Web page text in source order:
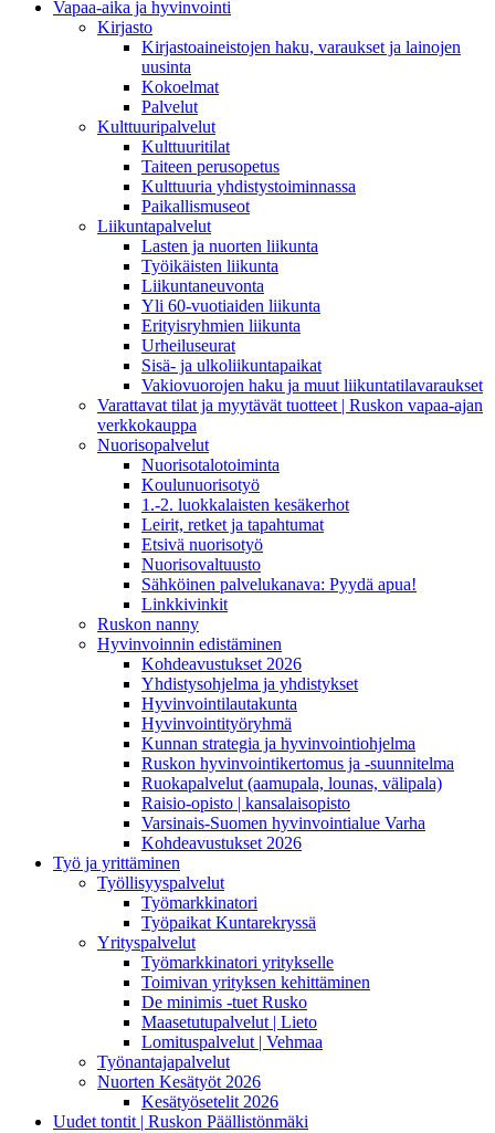
Vapaa-aika ja hyvinvointi
Kirjasto
Kirjastoaineistojen haku, varaukset ja lainojen
uusinta
Kokoelmat
Palvelut
Kulttuuripalvelut
Kulttuuritilat
Taiteen perusopetus
Kulttuuria yhdistystoiminnassa
Paikallismuseot
Liikuntapalvelut
Lasten ja nuorten liikunta
Työikäisten liikunta
Liikuntaneuvonta
Yli 60-vuotiaiden liikunta
Erityisryhmien liikunta
Urheiluseurat
Sisä- ja ulkoliikuntapaikat
Vakiovuorojen haku ja muut liikuntatilavaraukset
Varattavat tilat ja myytävät tuotteet | Ruskon vapaa-ajan
verkkokauppa
Nuorisopalvelut
Nuorisotalotoiminta
Koulunuorisotyö
1.-2. luokkalaisten kesäkerhot
Leirit, retket ja tapahtumat
Etsivä nuorisotyö
Nuorisovaltuusto
Sähköinen palvelukanava: Pyydä apua!
Linkkivinkit
Ruskon nanny
Hyvinvoinnin edistäminen
Kohdeavustukset 2026
Yhdistysohjelma ja yhdistykset
Hyvinvointilautakunta
Hyvinvointityöryhmä
Kunnan strategia ja hyvinvointiohjelma
Ruskon hyvinvointikertomus ja -suunnitelma
Ruokapalvelut (aamupala, lounas, välipala)
Raisio-opisto | kansalaisopisto
Varsinais-Suomen hyvinvointialue Varha
Kohdeavustukset 2026
Työ ja yrittäminen
Työllisyyspalvelut
Työmarkkinatori
Työpaikat Kuntarekryssä
Yrityspalvelut
Työmarkkinatori yritykselle
Toimivan yrityksen kehittäminen
De minimis -tuet Rusko
Maasetutupalvelut | Lieto
Lomituspalvelut | Vehmaa
Työnantajapalvelut
Nuorten Kesätyöt 2026
Kesätyösetelit 2026
Uudet tontit | Ruskon Päällistönmäki